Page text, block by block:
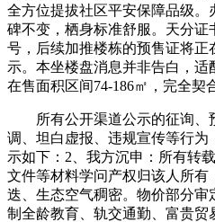
全方位提拔社区平安保障品级。
碑不变，栖身标准舒服。天分证
号，后续加推楼栋的预售证将
示。本坐楼盘消息并非告白，
在售面积区间74-186㎡，完全契
所有公开渠道公示的征询、
调、坦白虚报、违规宣传等行
示如下：2、我方沉申：所有转
文件等材料学问产权归该人所
迭、生态空气稠密。物价部分审
制全龄教育、轨交通勤、富贵